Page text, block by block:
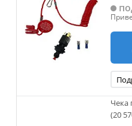
Чека
(20